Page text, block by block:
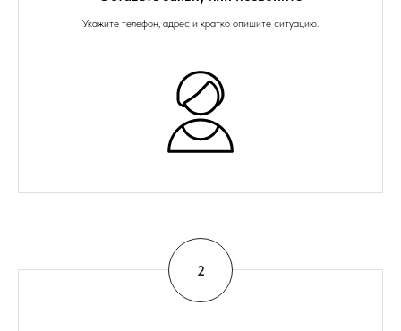
Укажите телефон, адрес и кратко опишите ситуацию.